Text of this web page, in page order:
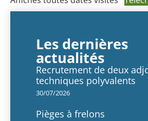
Les dernières
actualités
Recrutement de deux
techniques polyvalents
30/07/2026
Pièges à frelons